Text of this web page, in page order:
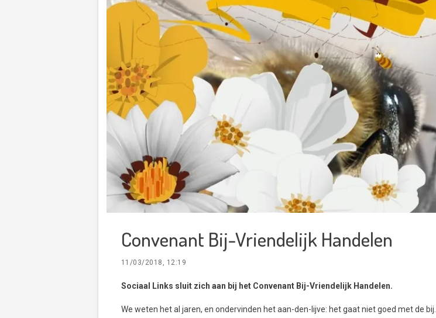
Convenant Bij-Vriendelijk Handelen
11/03/2018, 12:19
Sociaal Links sluit zich aan bij het Convenant Bij-Vriendelijk Handelen.
We weten het al jaren, en ondervinden het aan-den-lijve: het gaat niet goed met de bij.